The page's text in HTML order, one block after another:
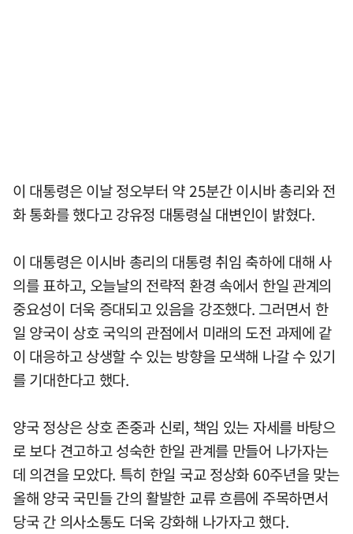
이 대통령은 이날 정오부터 약 25분간 이시바 총리와 전
화 통화를 했다고 강유정 대통령실 대변인이 밝혔다.
이 대통령은 이시바 총리의 대통령 취임 축하에 대해 사
의를 표하고, 오늘날의 전략적 환경 속에서 한일 관계의
중요성이 더욱 증대되고 있음을 강조했다. 그러면서 한
일 양국이 상호 국익의 관점에서 미래의 도전 과제에 같
이 대응하고 상생할 수 있는 방향을 모색해 나갈 수 있기
를 기대한다고 했다.
양국 정상은 상호 존중과 신뢰, 책임 있는 자세를 바탕으
로 보다 견고하고 성숙한 한일 관계를 만들어 나가자는
데 의견을 모았다. 특히 한일 국교 정상화 60주년을 맞는
올해 양국 국민들 간의 활발한 교류 흐름에 주목하면서
당국 간 의사소통도 더욱 강화해 나가자고 했다.